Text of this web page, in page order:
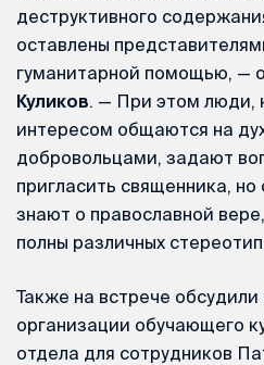
деструктивного
оставлены
гуманитарной помощью, —
Куликов. — При этом люди,
интересом общаются на
добровольцами, задают
пригласить священника, но
знают о православной
полны различных
Также на встрече
организации обучающего
отдела для сотрудников